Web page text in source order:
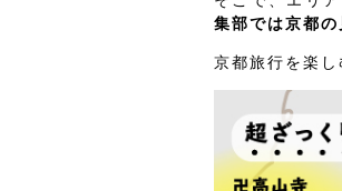
集部では京都
京都旅行を楽し